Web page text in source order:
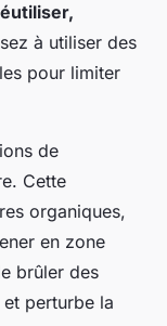
à utiliser des
pour limiter
de
Cette
organiques,
en zone
brûler des
perturbe la